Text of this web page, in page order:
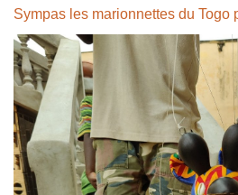
Sympas les marionnettes du Togo